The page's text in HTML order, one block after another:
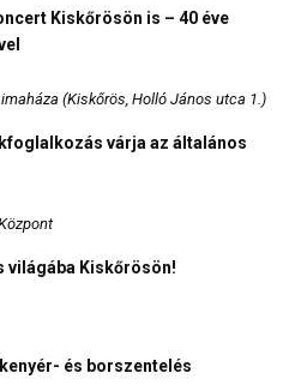
Kiskőrösön is – 40 éve
(Kiskőrös, Holló János utca 1.)
várja az általános
világába Kiskőrösön!
és borszentelés